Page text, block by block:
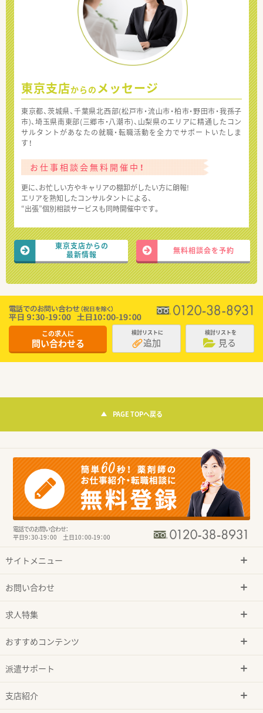
東京支店からの メッセージ
東京都、茨城県、千葉県北西部(松戸市・流山市・柏市・野田市・我孫子
市)、埼玉県南東部(三郷市・八潮市)、山梨県のエリアに精通したコン
サルタントがあなたの就職・転職活動を全力でサポートいたしま
す！
お仕事相談会無料開催中！
更に、お忙しい方やキャリアの棚卸がしたい方に朗報!
エリアを熟知したコンサルタントによる、
“出張”個別相談サービスも同時開催中です。
東京支店からの
最新情報
無料相談会を予約
この求人に
問い合わせる
検討リストに
追加
検討リストを
見る
PAGE TOPへ戻る
電話でのお問い合わせ：
平日9：30-19：00 土日10：00-19：00
サイトメニュー
お問い合わせ
求人特集
おすすめコンテンツ
派遣サポート
支店紹介